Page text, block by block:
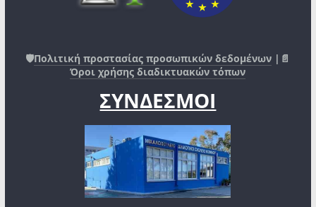
🛡️Πολιτική προστασίας προσωπικών δεδομένων |📄
Όροι χρήσης διαδικτυακών τόπων
ΣΥΝΔΕΣΜΟΙ